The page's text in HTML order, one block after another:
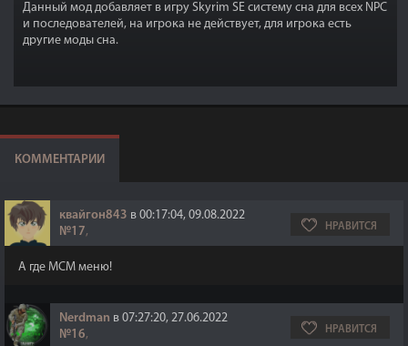
Данный мод добавляет в игру Skyrim SE систему сна для всех NPC
и последователей, на игрока не действует, для игрока есть
другие моды сна.
КОММЕНТАРИИ
квайгон843 в 00:17:04, 09.08.2022
№17, НРАВИТСЯ
А где МСМ меню!
Nerdman в 07:27:20, 27.06.2022
№16, НРАВИТСЯ